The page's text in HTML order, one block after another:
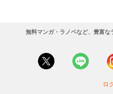
無料マンガ・ラノベなど、豊富な
ロ